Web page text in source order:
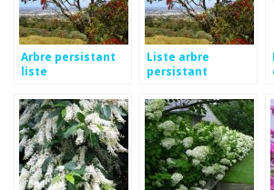
Arbre persistant
liste
Liste arbre
persistant